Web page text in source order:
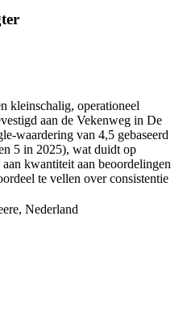
kleinschalig, operationeel
aan de Vekenweg in De
van 4,5 gebaseerd
5 in 2025), wat duidt op
kwantiteit aan beoordelingen
te vellen over consistentie
Nederland